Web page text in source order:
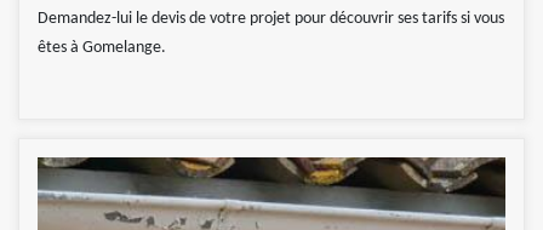
Demandez-lui le devis de votre projet pour découvrir ses tarifs si vous
êtes à Gomelange.